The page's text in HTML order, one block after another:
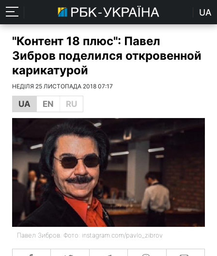
UA
"Контент 18 плюс": Павел
Зибров поделился откровенной
карикатурой
НЕДІЛЯ 25 ЛИСТОПАДА 2018 07:17
UA EN RU
Павел Зибров. Фото: instagram.com/pavlo_zibrov